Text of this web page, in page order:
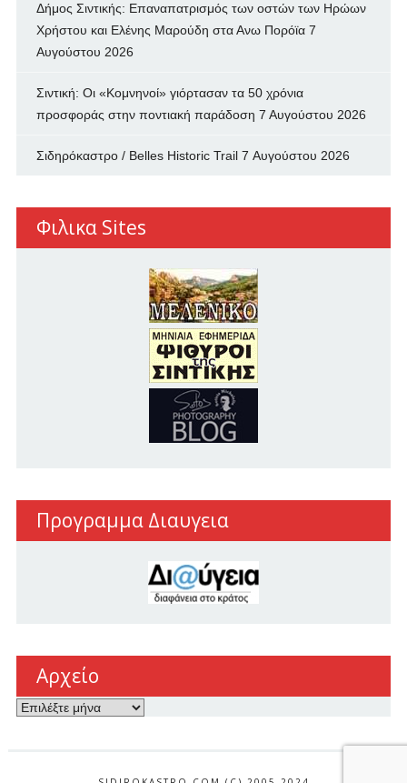
Δήμος Σιντικής: Επαναπατρισμός των oστών των Ηρώων
Χρήστου και Ελένης Μαρούδη στα Ανω Πορόϊα 7
Αυγούστου 2026
Σιντική: Οι «Κομνηνοί» γιόρτασαν τα 50 χρόνια
προσφοράς στην ποντιακή παράδοση 7 Αυγούστου 2026
Σιδηρόκαστρο / Belles Historic Trail 7 Αυγούστου 2026
Φιλικα Sites
Προγραμμα Διαυγεια
Αρχείο
Αρχείο